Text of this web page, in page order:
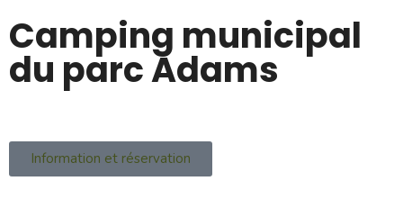
Camping municipal
du parc Adams
Information et réservation